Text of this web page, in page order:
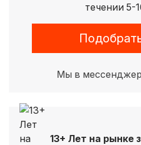
течении 5-
Мы в
13+ Лет на рынке